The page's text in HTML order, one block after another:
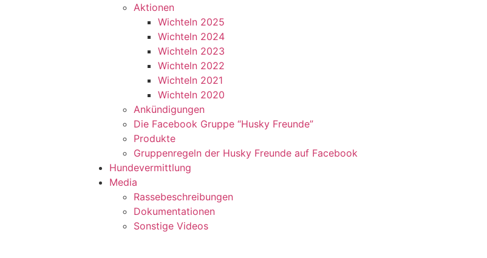
Aktionen
Wichteln 2025
Wichteln 2024
Wichteln 2023
Wichteln 2022
Wichteln 2021
Wichteln 2020
Ankündigungen
Die Facebook Gruppe “Husky Freunde”
Produkte
Gruppenregeln der Husky Freunde auf Facebook
Hundevermittlung
Media
Rassebeschreibungen
Dokumentationen
Sonstige Videos